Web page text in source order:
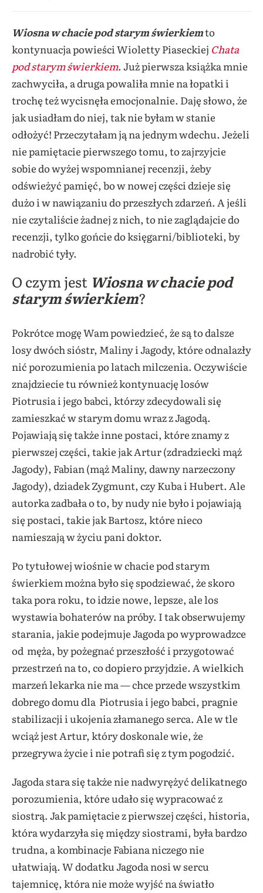
Wiosna w chacie pod starym świerkiemto
kontynuacja powieści Wioletty Piaseckiej Chata
pod starym świerkiem. Już pierwsza książka mnie
zachwyciła, a druga powaliła mnie na łopatki i
trochę też wycisnęła emocjonalnie. Daję słowo, że
jak usiadłam do niej, tak nie byłam w stanie
odłożyć! Przeczytałam ją na jednym wdechu. Jeżeli
nie pamiętacie pierwszego tomu, to zajrzyjcie
sobie do wyżej wspomnianej recenzji, żeby
odświeżyć pamięć, bo w nowej części dzieje się
dużo i w nawiązaniu do przeszłych zdarzeń. A jeśli
nie czytaliście żadnej z nich, to nie zaglądajcie do
recenzji, tylko gońcie do księgarni/biblioteki, by
nadrobić tyły.
O czym jest Wiosna w chacie pod
starym świerkiem?
Pokrótce mogę Wam powiedzieć, że są to dalsze
losy dwóch sióstr, Maliny i Jagody, które odnalazły
nić porozumienia po latach milczenia. Oczywiście
znajdziecie tu również kontynuację losów
Piotrusia i jego babci, którzy zdecydowali się
zamieszkać w starym domu wraz z Jagodą.
Pojawiają się także inne postaci, które znamy z
pierwszej części, takie jak Artur (zdradziecki mąż
Jagody), Fabian (mąż Maliny, dawny narzeczony
Jagody), dziadek Zygmunt, czy Kuba i Hubert. Ale
autorka zadbała o to, by nudy nie było i pojawiają
się postaci, takie jak Bartosz, które nieco
namieszają w życiu pani doktor.
Po tytułowej wiośnie w chacie pod starym
świerkiem można było się spodziewać, że skoro
taka pora roku, to idzie nowe, lepsze, ale los
wystawia bohaterów na próby. I tak obserwujemy
starania, jakie podejmuje Jagoda po wyprowadzce
od męża, by pożegnać przeszłość i przygotować
przestrzeń na to, co dopiero przyjdzie. A wielkich
marzeń lekarka nie ma — chce przede wszystkim
dobrego domu dla Piotrusia i jego babci, pragnie
stabilizacji i ukojenia złamanego serca. Ale w tle
wciąż jest Artur, który doskonale wie, że
przegrywa życie i nie potrafi się z tym pogodzić.
Jagoda stara się także nie nadwyrężyć delikatnego
porozumienia, które udało się wypracować z
siostrą. Jak pamiętacie z pierwszej części, historia,
która wydarzyła się między siostrami, była bardzo
trudna, a kombinacje Fabiana niczego nie
ułatwiają. W dodatku Jagoda nosi w sercu
tajemnicę, która nie może wyjść na światło